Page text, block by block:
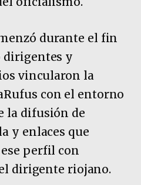
durante el fin
dirigentes y
vincularon la
con el entorno
la difusión de
y enlaces que
perfil con
dirigente riojano.